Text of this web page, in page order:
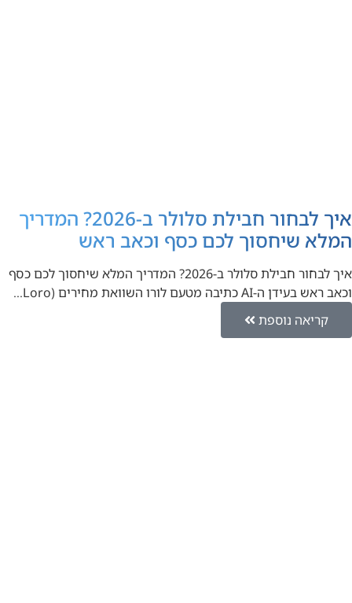
איך לבחור חבילת סלולר ב-2026? המדריך
המלא שיחסוך לכם כסף וכאב ראש
איך לבחור חבילת סלולר ב-2026? המדריך המלא שיחסוך לכם כסף
וכאב ראש בעידן ה-AI כתיבה מטעם לורו השוואת מחירים (Loro…
קריאה נוספת